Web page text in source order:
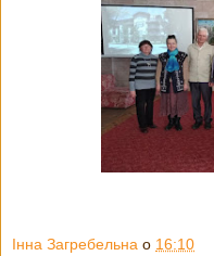
Інна Загребельна о 16:10